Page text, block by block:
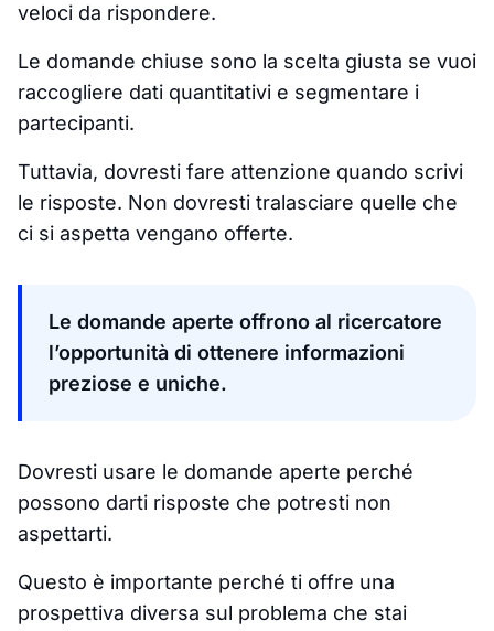
veloci da rispondere.
Le domande chiuse sono la scelta giusta se vuoi
raccogliere dati quantitativi e segmentare i
partecipanti.
Tuttavia, dovresti fare attenzione quando scrivi
le risposte. Non dovresti tralasciare quelle che
ci si aspetta vengano offerte.
Le domande aperte offrono al ricercatore
l’opportunità di ottenere informazioni
preziose e uniche.
Dovresti usare le domande aperte perché
possono darti risposte che potresti non
aspettarti.
Questo è importante perché ti offre una
prospettiva diversa sul problema che stai